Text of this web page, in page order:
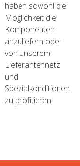
haben sowohl die
Möglichkeit die
Komponenten
anzuliefern oder
von unserem
Lieferantennetz
und
Spezialkonditionen
zu profitieren.